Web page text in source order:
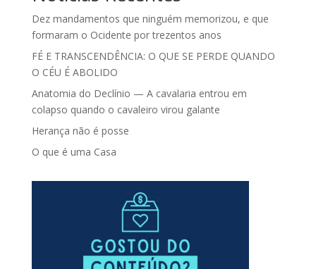
Dez mandamentos que ninguém memorizou, e que
formaram o Ocidente por trezentos anos
FÉ E TRANSCENDÊNCIA: O QUE SE PERDE QUANDO
O CÉU É ABOLIDO
Anatomia do Declínio — A cavalaria entrou em
colapso quando o cavaleiro virou galante
Herança não é posse
O que é uma Casa